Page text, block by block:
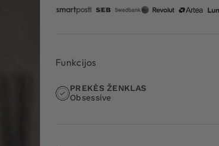
Funkcijos
PREKĖS ŽENKLAS
Obsessive